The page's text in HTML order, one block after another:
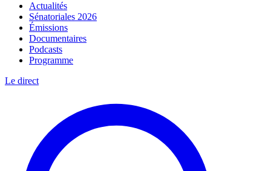
Actualités
Sénatoriales 2026
Émissions
Documentaires
Podcasts
Programme
Le direct